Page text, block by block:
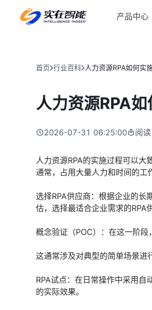
产品中心
实在
Tars 大
自研大模
IDP 文
智能文档
首页 行业百科 人力资源RPA如何实
人力资源RPA
2026-07-31 06:25:00 阅读
人力资源RPA的实施过程可以大
通常，占用大量人力和时间的工
选择RPA供应商：根据企业的
估，选择最适合企业需求的RPA
概念验证（POC）：在这一阶段
这通常涉及对典型的简单场景进
RPA试点：在日常操作中采用自
的实际效果。